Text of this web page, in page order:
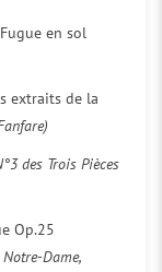
en sol
extraits de la
des Trois Pièces
Op.25
Dame,